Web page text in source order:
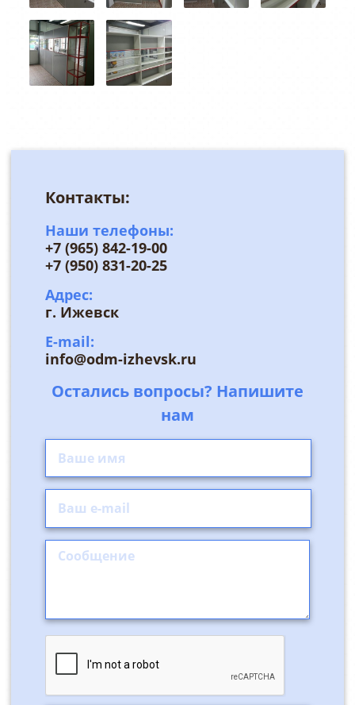
Контакты:
Наши телефоны:
+7 (965) 842-19-00
+7 (950) 831-20-25
Адрес:
г. Ижевск
E-mail:
info@odm-izhevsk.ru
Остались вопросы? Напишите
нам